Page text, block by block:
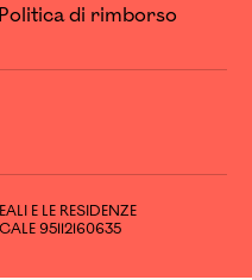
Politica di rimborso
E LE RESIDENZE
95112160635